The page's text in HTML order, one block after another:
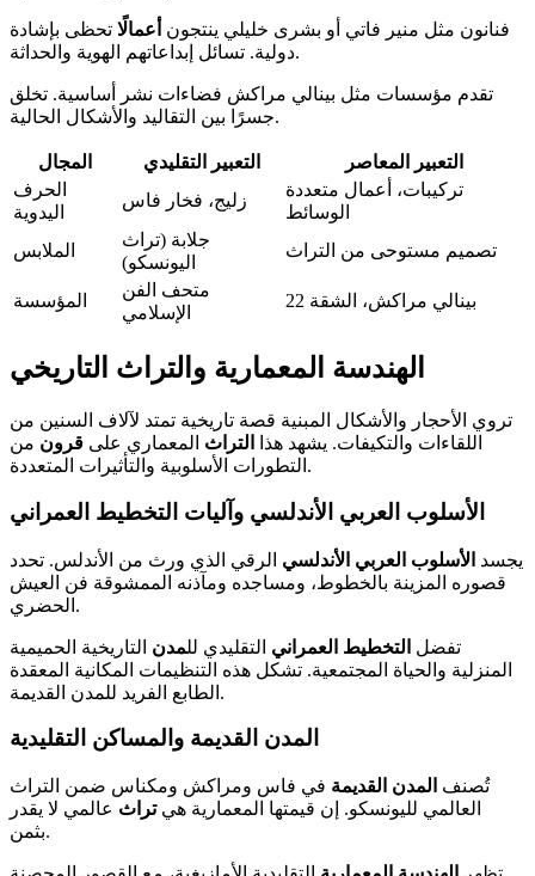
فنانون مثل منير فاتي أو بشرى خليلي ينتجون أعمالًا تحظى بإشادة
دولية. تسائل إبداعاتهم الهوية والحداثة.
تقدم مؤسسات مثل بينالي مراكش فضاءات نشر أساسية. تخلق
جسرًا بين التقاليد والأشكال الحالية.
المجال التعبير التقليدي
التعبير المعاصر
الحرف
اليدوية
زليج، فخار فاس
تركيبات، أعمال متعددة
الوسائط
الملابس
جلابة (تراث
اليونسكو)
تصميم مستوحى من التراث
المؤسسة
متحف الفن
الإسلامي
بينالي مراكش، الشقة 22
الهندسة المعمارية والتراث التاريخي
تروي الأحجار والأشكال المبنية قصة تاريخية تمتد لآلاف السنين من
اللقاءات والتكيفات. يشهد هذا
التراث المعماري على قرون من
التطورات الأسلوبية والتأثيرات المتعددة.
الأسلوب العربي الأندلسي وآليات التخطيط العمراني
يجسد الأسلوب العربي الأندلسي الرقي الذي ورث من الأندلس. تحدد
قصوره المزينة بالخطوط، ومساجده ومآذنه الممشوقة فن العيش
الحضري.
تفضل التخطيط العمراني التقليدي للمدن التاريخية الحميمية
المنزلية والحياة المجتمعية. تشكل هذه التنظيمات المكانية المعقدة
الطابع الفريد للمدن القديمة.
المدن القديمة والمساكن التقليدية
تُصنف المدن القديمة في فاس ومراكش ومكناس ضمن التراث
العالمي لليونسكو. إن قيمتها المعمارية هيتراث عالمي لا يقدر
بثمن.